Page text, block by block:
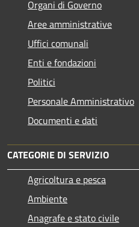
Organi di Governo
Aree amministrative
Uffici comunali
Enti e fondazioni
Politici
Personale Amministrativo
Documenti e dati
CATEGORIE DI SERVIZIO
Agricoltura e pesca
Ambiente
Anagrafe e stato civile